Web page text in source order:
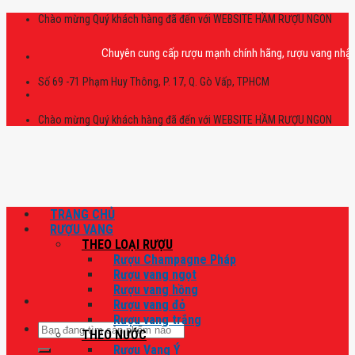
Skip
Chào mừng Quý khách hàng đã đến với WEBSITE HẦM RƯỢU NGON
Chuyên cung cấp rượu mạnh chính hãng, rượu vang nhập
Số 69 -71 Phạm Huy Thông, P. 17, Q. Gò Vấp, TPHCM
Chào mừng Quý khách hàng đã đến với WEBSITE HẦM RƯỢU NGON
Tìm
kiếm:
TRANG CHỦ
RƯỢU VANG
THEO LOẠI RƯỢU
Rượu Champagne Pháp
Rượu vang ngọt
Rượu vang hồng
Rượu vang đỏ
Rượu vang trắng
THEO NƯỚC
Rượu Vang Ý